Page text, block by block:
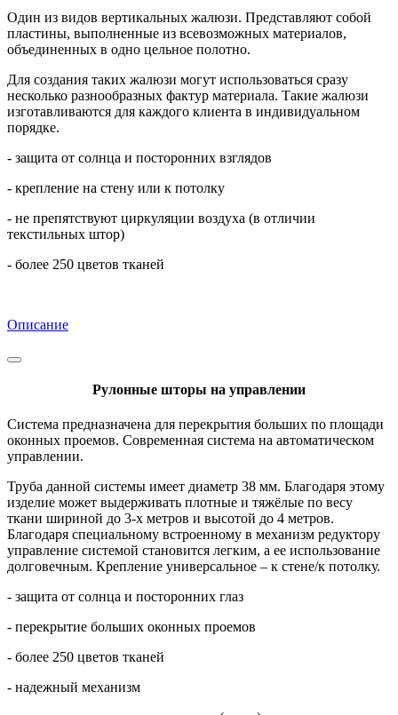
Один из видов вертикальных жалюзи. Представляют собой
пластины, выполненные из всевозможных материалов,
объединенных в одно цельное полотно.
Для создания таких жалюзи могут использоваться сразу
несколько разнообразных фактур материала. Такие жалюзи
изготавливаются для каждого клиента в индивидуальном
порядке.
- защита от солнца и посторонних взглядов
- крепление на стену или к потолку
- не препятствуют циркуляции воздуха (в отличии
текстильных штор)
- более 250 цветов тканей
Описание
Рулонные шторы на управлении
Система предназначена для перекрытия больших по площади
оконных проемов. Современная система на автоматическом
управлении.
Труба данной системы имеет диаметр 38 мм. Благодаря этому
изделие может выдерживать плотные и тяжёлые по весу
ткани шириной до 3-х метров и высотой до 4 метров.
Благодаря специальному встроенному в механизм редуктору
управление системой становится легким, а ее использование
долговечным. Крепление универсальное – к стене/к потолку.
- защита от солнца и посторонних глаз
- перекрытие больших оконных проемов
- более 250 цветов тканей
- надежный механизм